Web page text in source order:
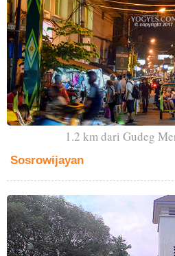
1.2 km dari Gudeg
Sosrowijayan